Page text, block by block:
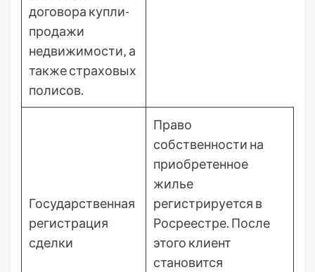
договора купли-
продажи
недвижимости‚ а
также страховых
полисов.
Государственная
регистрация
сделки
Право
собственности на
приобретенное
жилье
регистрируется в
Росреестре. После
этого клиент
становится